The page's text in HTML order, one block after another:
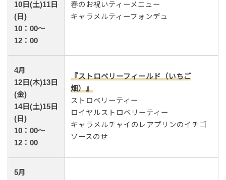
10日(土)11日
(日)
10：00～
12：00
春のお祝いティーメニュー
キャラメルティーフォンデュ
4月
12日(木)13日
(金)
14日(土)15日
(日)
10：00～
12：00
『ストロベリーフィールド（いちご
畑）』
ストロベリーティー
ロイヤルストロベリーティー
キャラメルチャイのレアプリンのイチゴ
ソースのせ
5月